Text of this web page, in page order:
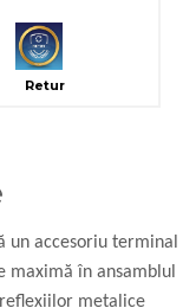
Retur
un accesoriu terminal
în ansamblul
metalice